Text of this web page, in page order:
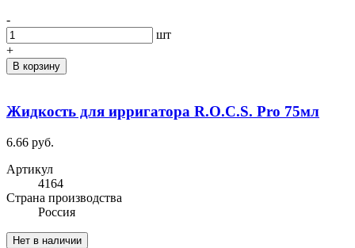
-
шт
+
В корзину
Жидкость для ирригатора R.O.C.S. Pro 75мл
6.66 руб.
Артикул
4164
Cтрана производства
Россия
Нет в наличии